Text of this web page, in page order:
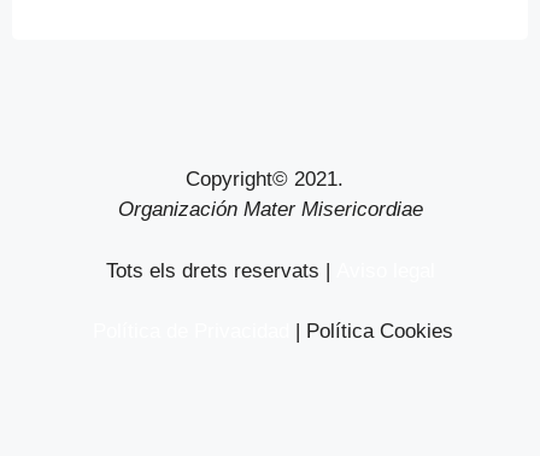
Copyright© 2021.
Organización Mater Misericordiae
Tots els drets reservats |
| Política Cookies